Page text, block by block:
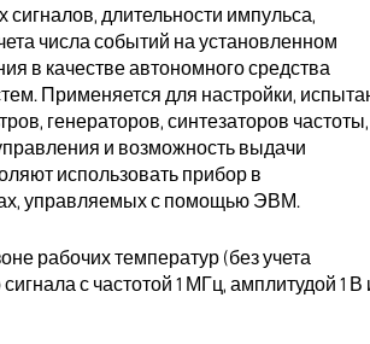
длительности импульса,
числа событий на установленном
в качестве автономного средства
Применяется для настройки,
генераторов, синтезаторов частоты,
и возможность выдачи
использовать прибор в
управляемых с помощью ЭВМ.
рабочих температур (без учета
с частотой 1 МГц, амплитудой 1 В